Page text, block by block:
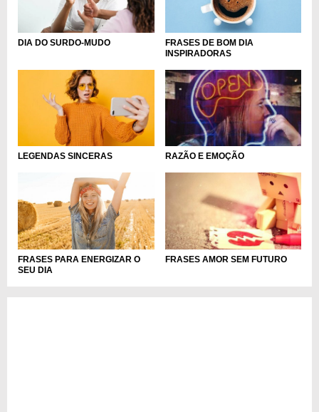
DIA DO SURDO-MUDO
FRASES DE BOM DIA
INSPIRADORAS
LEGENDAS SINCERAS RAZÃO E EMOÇÃO
FRASES PARA ENERGIZAR O
SEU DIA
FRASES AMOR SEM FUTURO